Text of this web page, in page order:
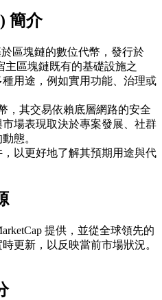
簡介
區塊鏈的數位代幣，發行於
主區塊鏈既有的基礎設施之
用途，例如實用功能、治理或
，其交易依賴底層網路的安全
場表現取決於專案發展、社群
態。
以更好地了解其預期用途與代
提供，並從全球領先的
更新，以反映當前市場狀況。